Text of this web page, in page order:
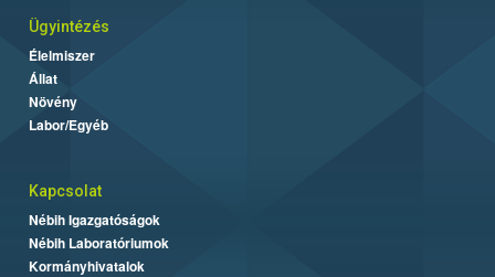
Ügyintézés
Élelmiszer
Állat
Növény
Labor/Egyéb
Kapcsolat
Nébih Igazgatóságok
Nébih Laboratóriumok
Kormányhivatalok